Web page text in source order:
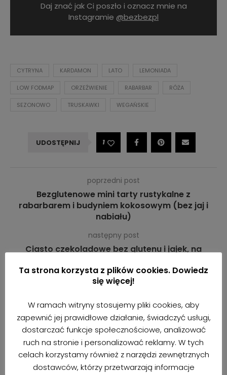
Daj znać jak Ci poszło i oznacz mnie na
Instagramie @bezbezpl
CYTRYNA KARDAMON LATO LEMONIADA
LOW FODMAP ORZEŹWIENIE RABARBAR RÓŻA
SEZONOWO TRUSKAWKI WEGAŃSKIE
UDOSTĘPNIJ 1
poprzedni post
Bezglutenowe mini tarty rustykalne z
rabarbarem i budyniem kokosowym (bez jaj i
nabiału)
następny post
Ciasto czekoladowe bez glutenu i jajek, na
Ta strona korzysta z plików cookies. Dowiedz
się więcej!
W ramach witryny stosujemy pliki cookies, aby
zapewnić jej prawidłowe działanie, świadczyć usługi,
dostarczać funkcje społecznościowe, analizować
ruch na stronie i personalizować reklamy. W tych
celach korzystamy również z narzędzi zewnętrznych
dostawców, którzy przetwarzają informacje